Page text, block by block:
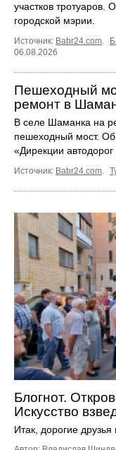
участков тротуаров.
городской мэрии.
Источник: Babr24.com.
06.08.2026
Пешеходный
ремонт в
В селе Шаманка на
пешеходный мост.
«Дирекции автодорог
Источник: Babr24.com.
Блогнот.
Искусство
Итак, дорогие